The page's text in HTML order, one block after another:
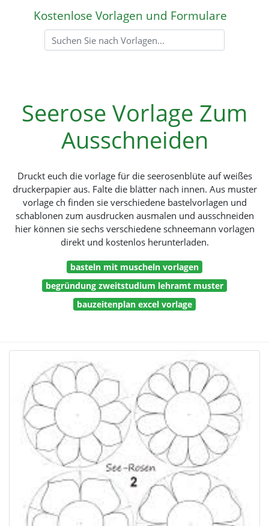
Kostenlose Vorlagen und Formulare
Seerose Vorlage Zum
Ausschneiden
Druckt euch die vorlage für die seerosenblüte auf weißes
druckerpapier aus. Falte die blätter nach innen. Aus muster
vorlage ch finden sie verschiedene bastelvorlagen und
schablonen zum ausdrucken ausmalen und ausschneiden
hier können sie sechs verschiedene schneemann vorlagen
direkt und kostenlos herunterladen.
basteln mit muscheln vorlagen
begründung zweitstudium lehramt muster
bauzeitenplan excel vorlage